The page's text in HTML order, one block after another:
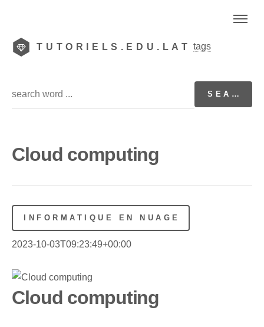
TUTORIELS.EDU.LAT tags
Cloud computing
INFORMATIQUE EN NUAGE
2023-10-03T09:23:49+00:00
Cloud computing